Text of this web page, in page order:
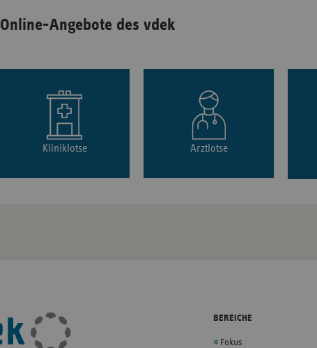
Online-Angebote des vdek
Kliniklotse Arztlotse
BEREICHE
Fokus